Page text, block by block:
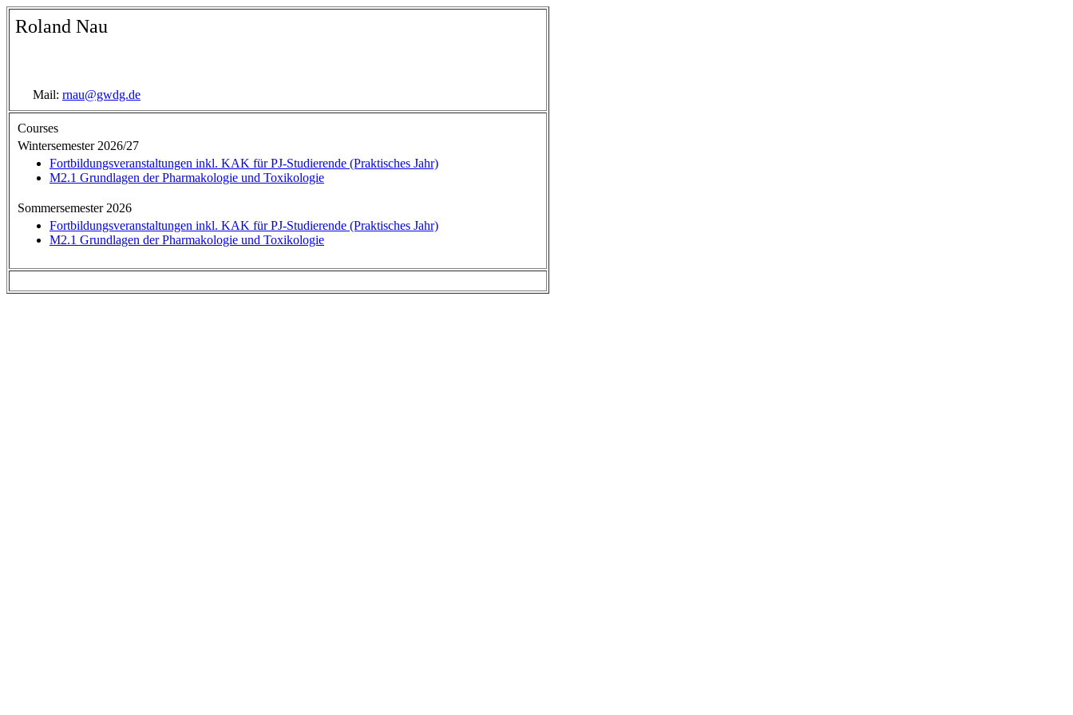
Roland Nau
Mail: rnau@gwdg.de
Courses
Wintersemester 2026/27
Fortbildungsveranstaltungen inkl. KAK für PJ-Studierende (Praktisches Jahr)
M2.1 Grundlagen der Pharmakologie und Toxikologie
Sommersemester 2026
Fortbildungsveranstaltungen inkl. KAK für PJ-Studierende (Praktisches Jahr)
M2.1 Grundlagen der Pharmakologie und Toxikologie